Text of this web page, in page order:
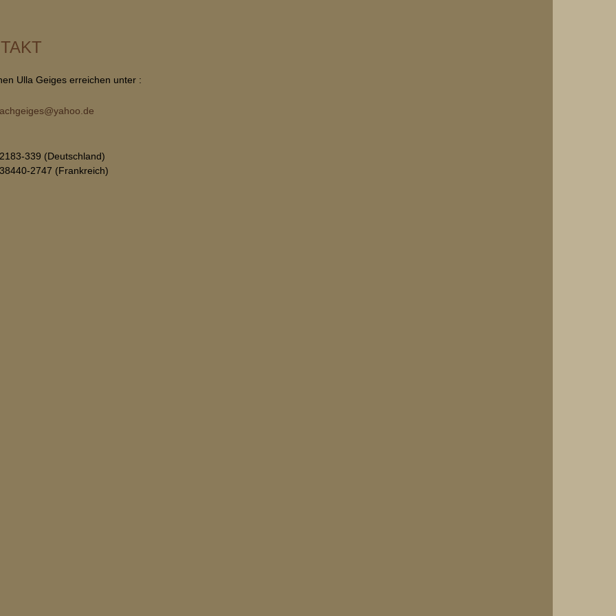
Ulla Geiges erreichen unter :
339 (Deutschland)
2747 (Frankreich)